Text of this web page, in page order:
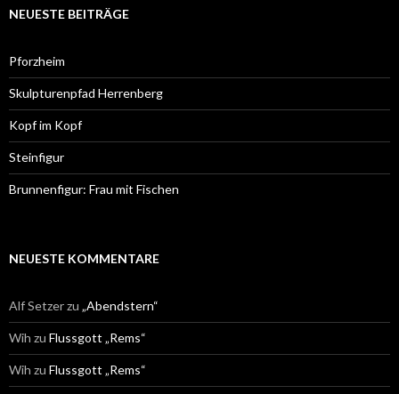
NEUESTE BEITRÄGE
Pforzheim
Skulpturenpfad Herrenberg
Kopf im Kopf
Steinfigur
Brunnenfigur: Frau mit Fischen
NEUESTE KOMMENTARE
Alf Setzerzu „Abendstern“
Wih zu Flussgott „Rems“
Wih zu Flussgott „Rems“